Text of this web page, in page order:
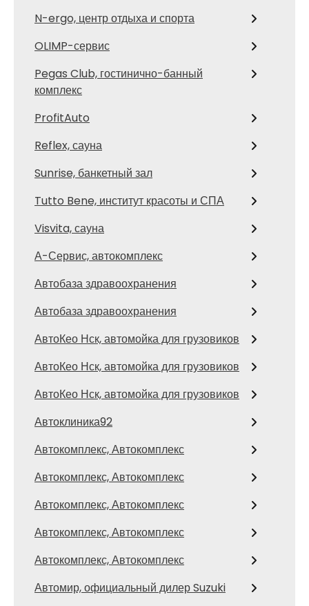
N-ergo, центр отдыха и спорта
OLIMP-сервис
Pegas Club, гостинично-банный
комплекс
ProfitAuto
Reflex, сауна
Sunrise, банкетный зал
Tutto Bene, институт красоты и СПА
Visvita, сауна
А-Сервис, автокомплекс
Автобаза здравоохранения
Автобаза здравоохранения
АвтоКео Нск, автомойка для грузовиков
АвтоКео Нск, автомойка для грузовиков
АвтоКео Нск, автомойка для грузовиков
Автоклиника92
Автокомплекс, Автокомплекс
Автокомплекс, Автокомплекс
Автокомплекс, Автокомплекс
Автокомплекс, Автокомплекс
Автокомплекс, Автокомплекс
Автомир, официальный дилер Suzuki